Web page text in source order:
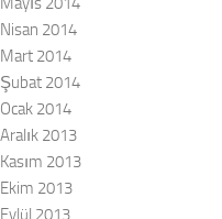
Nisan 2014
Mart 2014
Şubat 2014
Ocak 2014
Aralık 2013
Kasım 2013
Ekim 2013
Eylül 2013